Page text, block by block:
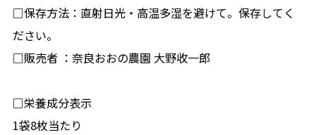
□保存方法：直射日光・高温多湿を避けて。保存してく
ださい。
□販売者 ：奈良おおの農園 大野收一郎
□栄養成分表示
1袋8枚当たり